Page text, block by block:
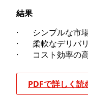
結果
· シンプルな市場
· 柔軟なデリバ
· コスト効率の高
PDFで詳しく読